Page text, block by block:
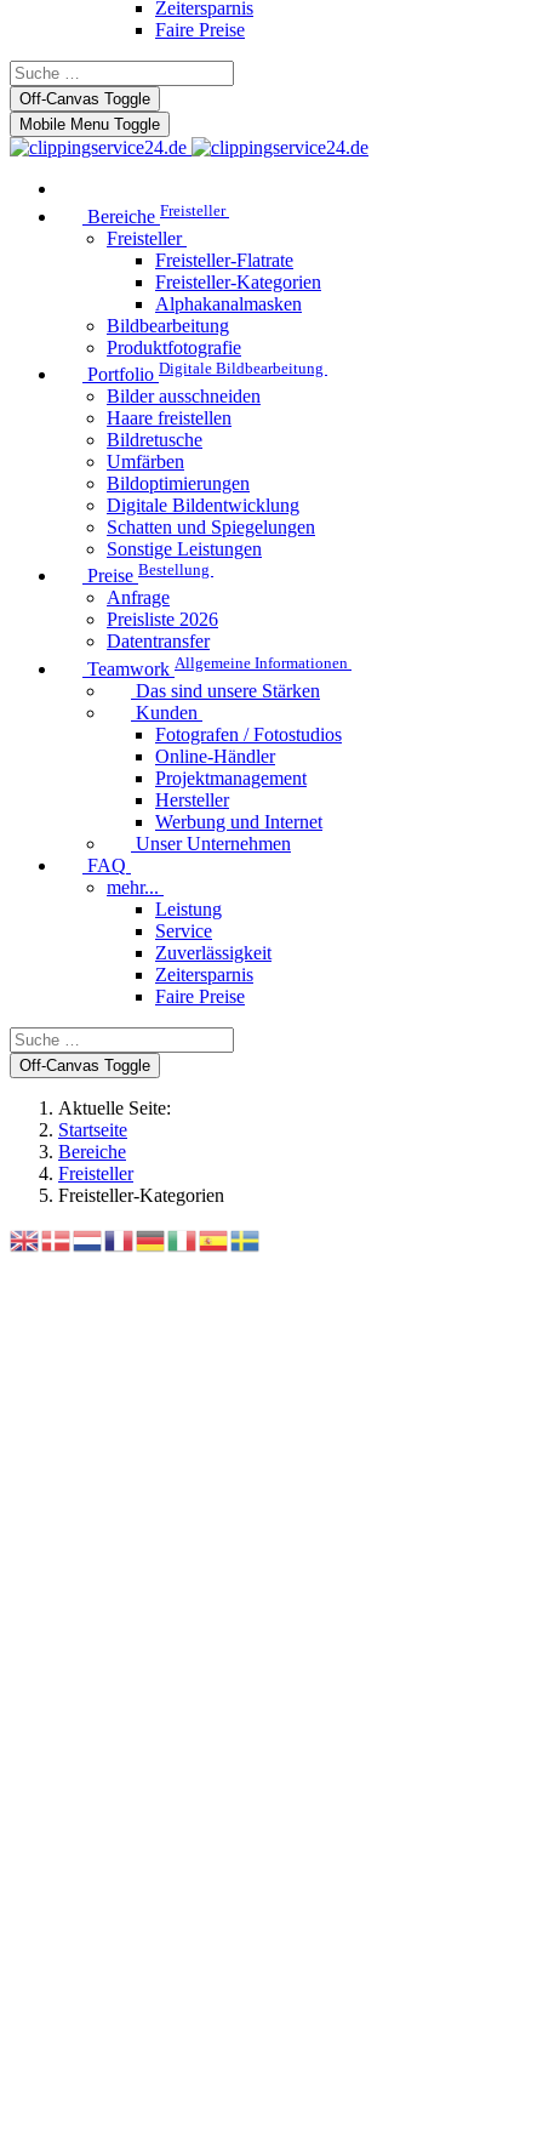
Zeitersparnis
Faire Preise
Off-Canvas Toggle
Mobile Menu Toggle
Bereiche Freisteller
Freisteller
Freisteller-Flatrate
Freisteller-Kategorien
Alphakanalmasken
Bildbearbeitung
Produktfotografie
Portfolio Digitale Bildbearbeitung
Bilder ausschneiden
Haare freistellen
Bildretusche
Umfärben
Bildoptimierungen
Digitale Bildentwicklung
Schatten und Spiegelungen
Sonstige Leistungen
Preise Bestellung
Anfrage
Preisliste 2026
Datentransfer
Teamwork Allgemeine Informationen
Das sind unsere Stärken
Kunden
Fotografen / Fotostudios
Online-Händler
Projektmanagement
Hersteller
Werbung und Internet
Unser Unternehmen
FAQ
mehr...
Leistung
Service
Zuverlässigkeit
Zeitersparnis
Faire Preise
Off-Canvas Toggle
Aktuelle Seite:
Startseite
Bereiche
Freisteller
Freisteller-Kategorien